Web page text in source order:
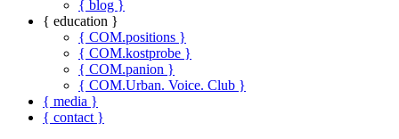
{ blog }
{ education }
{ COM.positions }
{ COM.kostprobe }
{ COM.panion }
{ COM.Urban. Voice. Club }
{ media }
{ contact }